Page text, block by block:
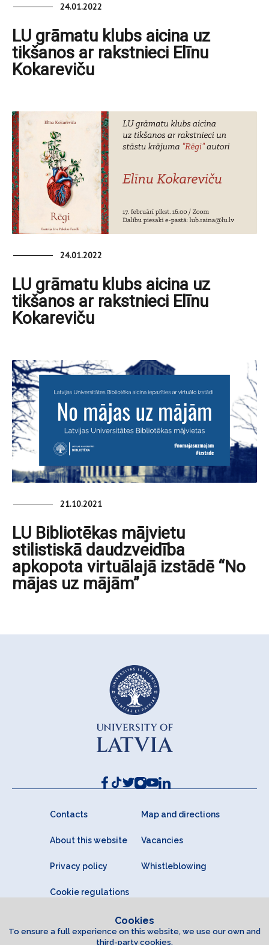
24.01.2022
LU grāmatu klubs aicina uz
tikšanos ar rakstnieci Elīnu
Kokareviču
24.01.2022
LU grāmatu klubs aicina uz
tikšanos ar rakstnieci Elīnu
Kokareviču
21.10.2021
LU Bibliotēkas mājvietu
stilistiskā daudzveidība
apkopota virtuālajā izstādē “No
mājas uz mājām”
Contacts Map and directions
About this website Vacancies
Privacy policy Whistleblowing
Cookie regulations
Cookies
To ensure a full experience on this website, we use our own and
third-party cookies.